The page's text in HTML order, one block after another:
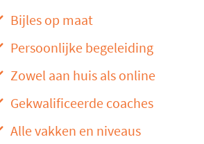
Bijles op maat
Persoonlijke begeleiding
Zowel aan huis als online
Gekwalificeerde coaches
Alle vakken en niveaus